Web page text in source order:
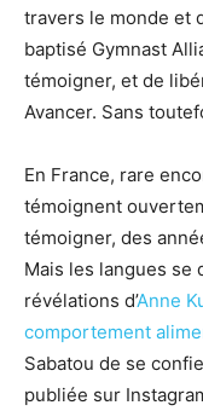
travers le monde et
baptisé Gymnast
témoigner, et de
Avancer. Sans
En France, rare
témoignent
témoigner, des
Mais les langues se
révélations d’Anne
comportement
Sabatou de se
publiée sur